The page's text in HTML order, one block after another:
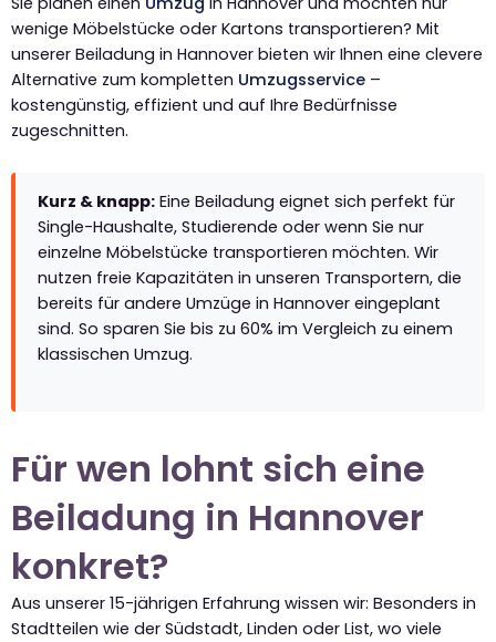
wenige Möbelstücke oder Kartons transportieren? Mit
unserer Beiladung in Hannover bieten wir Ihnen eine clevere
Alternative zum kompletten Umzugsservice –
kostengünstig, effizient und auf Ihre Bedürfnisse
zugeschnitten.
Kurz & knapp: Eine Beiladung eignet sich perfekt für
Single-Haushalte, Studierende oder wenn Sie nur
einzelne Möbelstücke transportieren möchten. Wir
nutzen freie Kapazitäten in unseren Transportern, die
bereits für andere Umzüge in Hannover eingeplant
sind. So sparen Sie bis zu 60% im Vergleich zu einem
klassischen Umzug.
Für wen lohnt sich eine
Beiladung in Hannover
konkret?
Aus unserer 15-jährigen Erfahrung wissen wir: Besonders in
Stadtteilen wie der Südstadt, Linden oder List, wo viele